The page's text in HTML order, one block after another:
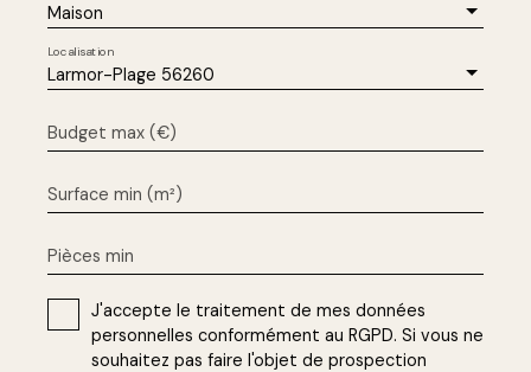
Maison
Larmor-Plage 56260
Localisation
Budget max (€)
Surface min (m²)
Pièces min
J'accepte le traitement de mes données
personnelles conformément au RGPD. Si vous ne
souhaitez pas faire l'objet de prospection